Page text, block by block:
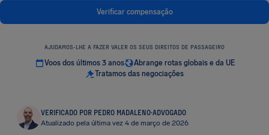
Verificar compensação
AJUDAMOS-LHE A FAZER VALER OS SEUS DIREITOS DE PASSAGEIRO
Voos dos últimos 3 anos
Abrange rotas globais e da UE
Tratamos das negociações
VERIFICADO POR PEDRO MADALENO·ADVOGADO
Atualizado pela última vez 4 de março de 2026